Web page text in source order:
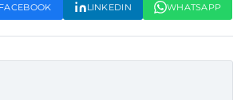
FACEBOOK LINKEDIN WHATSAPP